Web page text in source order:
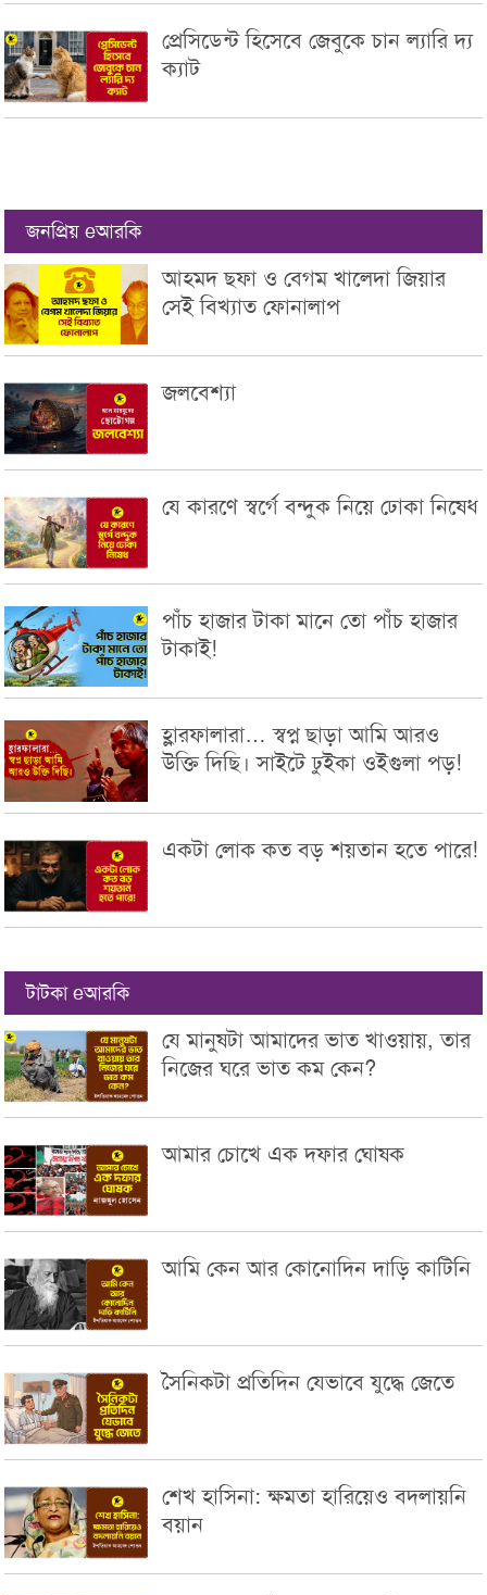
প্রেসিডেন্ট হিসেবে জেবুকে চান ল্যারি দ্য
ক্যাট
জনপ্রিয় eআরকি
আহমদ ছফা ও বেগম খালেদা জিয়ার
সেই বিখ্যাত ফোনালাপ
জলবেশ্যা
যে কারণে স্বর্গে বন্দুক নিয়ে ঢোকা নিষেধ
পাঁচ হাজার টাকা মানে তো পাঁচ হাজার
টাকাই!
হ্লারফালারা… স্বপ্ন ছাড়া আমি আরও
উক্তি দিছি। সাইটে ঢুইকা ওইগুলা পড়!
একটা লোক কত বড় শয়তান হতে পারে!
টাটকা eআরকি
যে মানুষটা আমাদের ভাত খাওয়ায়, তার
নিজের ঘরে ভাত কম কেন?
আমার চোখে এক দফার ঘোষক
আমি কেন আর কোনোদিন দাড়ি কাটিনি
সৈনিকটা প্রতিদিন যেভাবে যুদ্ধে জেতে
শেখ হাসিনা: ক্ষমতা হারিয়েও বদলায়নি
বয়ান